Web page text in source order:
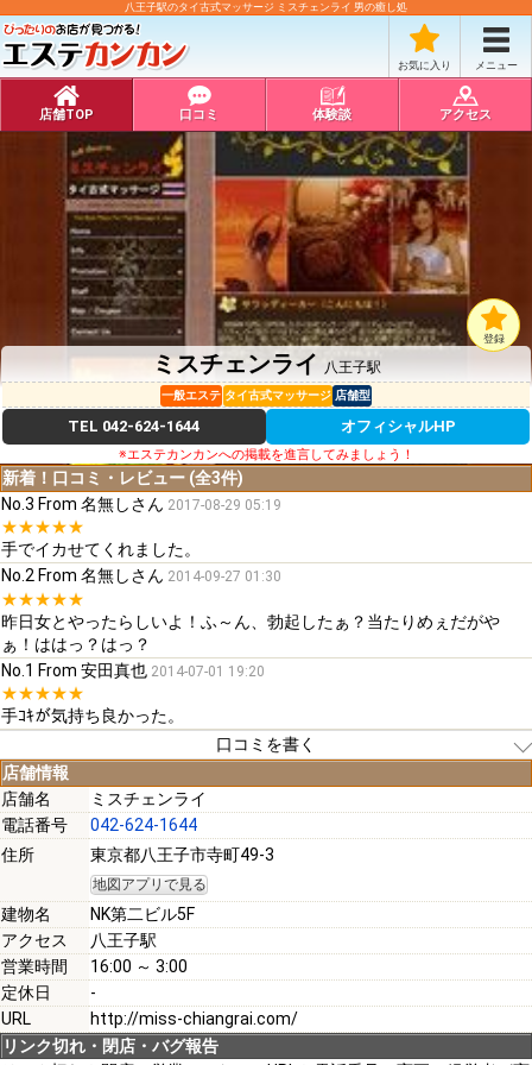
八王子駅のタイ古式マッサージ ミスチェンライ 男の癒し処
お気に入り メニュー
店舗TOP 口コミ 体験談 アクセス
ミスチェンライ 八王子駅
登録
一般エステ タイ古式マッサージ 店舗型
TEL 042-624-1644 オフィシャルHP
※エステカンカンへの掲載を進言してみましょう！
新着！口コミ・レビュー (全3件)
No.3 From 名無しさん 2017-08-29 05:19
★★★★★
手でイカせてくれました。
No.2 From 名無しさん 2014-09-27 01:30
★★★★★
昨日女とやったらしいよ！ふ～ん、勃起したぁ？当たりめぇだがや
ぁ！ははっ？はっ？
No.1 From 安田真也 2014-07-01 19:20
★★★★★
手ｺｷが気持ち良かった。
口コミを書く
[必須]
[必須]
[必須]
店舗情報
店舗名
ミスチェンライ
電話番号
042-624-1644
住所
東京都八王子市寺町49-3
地図アプリで見る
建物名
NK第二ビル5F
アクセス
八王子駅
営業時間
16:00 ～ 3:00
定休日
-
URL
http://miss-chiangrai.com/
リンク切れ・閉店・バグ報告